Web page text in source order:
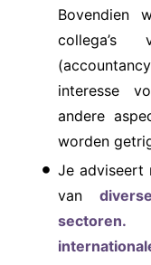
Bovendien
interesse
andere
worden
Je adviseert
van
sectoren.